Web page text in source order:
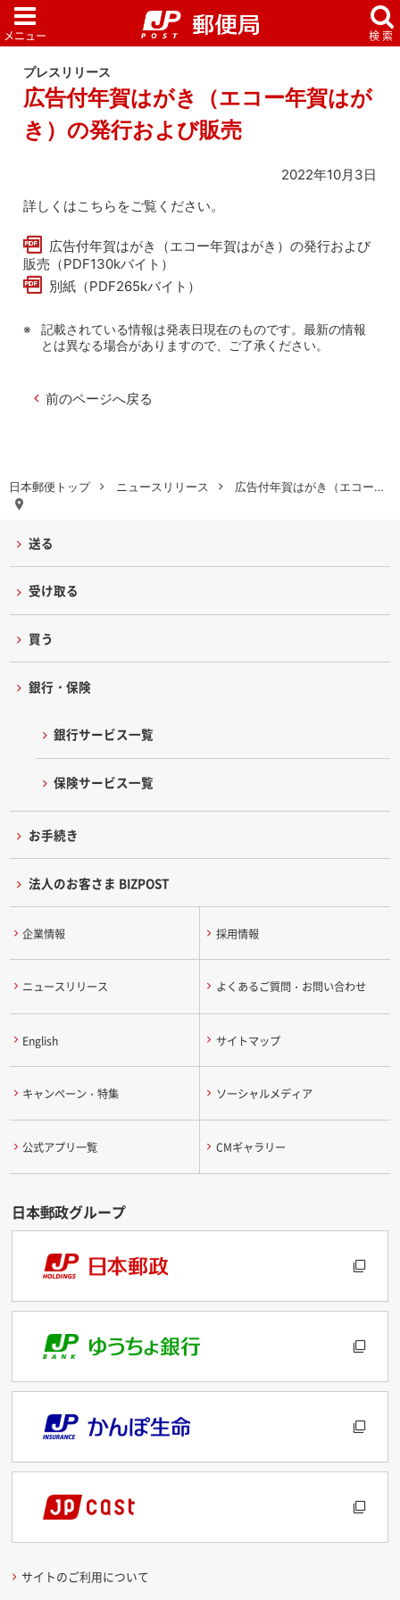
日本郵便トップ ニュースリリース 広告付年賀はがき（エコー…
プレスリリース
広告付年賀はがき（エコー年賀はが
き）の発行および販売
2022年10月3日
詳しくはこちらをご覧ください。
広告付年賀はがき（エコー年賀はがき）の発行および
販売（PDF130kバイト）
別紙（PDF265kバイト）
記載されている情報は発表日現在のものです。最新の情報
とは異なる場合がありますので、ご了承ください。
前のページへ戻る
送る
受け取る
買う
銀行・保険
銀行サービス一覧
保険サービス一覧
お手続き
法人のお客さま BIZPOST
企業情報 採用情報
ニュースリリース よくあるご質問・お問い合わせ
English サイトマップ
キャンペーン・特集 ソーシャルメディア
公式アプリ一覧 CMギャラリー
サイトのご利用について